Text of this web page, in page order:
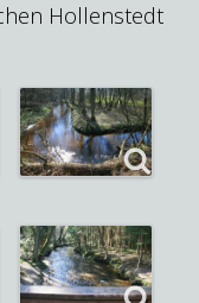
Hollenstedt